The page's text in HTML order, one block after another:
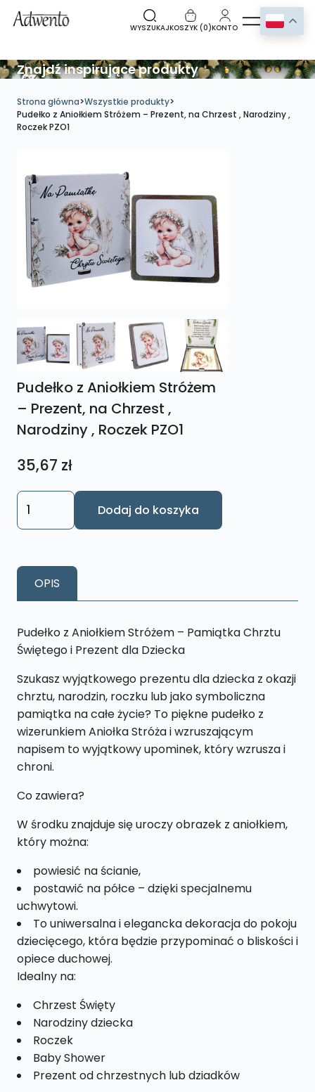
WYSZUKAJKOSZYK (0)KONTO
Znajdź inspirujące produkty
Strona główna>Wszystkie produkty>
Pudełko z Aniołkiem Stróżem – Prezent, na Chrzest , Narodziny ,
Roczek PZO1
Pudełko z Aniołkiem Stróżem
– Prezent, na Chrzest ,
Narodziny , Roczek PZO1
35,67 zł
ilość
Pudełko
Stróżem
na
Chrzest
Narodziny
,
Roczek
PZO1
Dodaj do koszyka
OPIS
Pudełko z Aniołkiem Stróżem – Pamiątka Chrztu
Świętego i Prezent dla Dziecka
Szukasz wyjątkowego prezentu dla dziecka z okazji
chrztu, narodzin, roczku lub jako symboliczna
pamiątka na całe życie? To piękne pudełko z
wizerunkiem Aniołka Stróża i wzruszającym
napisem to wyjątkowy upominek, który wzrusza i
chroni.
Co zawiera?
W środku znajduje się uroczy obrazek z aniołkiem,
który można:
powiesić na ścianie,
postawić na półce – dzięki specjalnemu
uchwytowi.
To uniwersalna i elegancka dekoracja do pokoju
dziecięcego, która będzie przypominać o bliskości i
opiece duchowej.
Idealny na:
Chrzest Święty
Narodziny dziecka
Roczek
Baby Shower
Prezent od chrzestnych lub dziadków